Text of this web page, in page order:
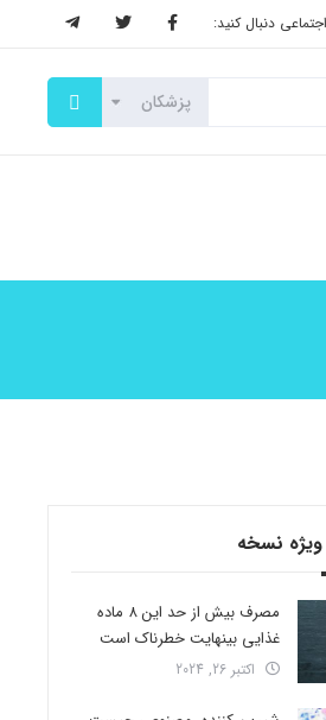
دنبال کنید:
نسخه
مصرف بیش از حد این 8 ماده
غذایی بینهایت خطرناک است
اکتبر 26, 2024